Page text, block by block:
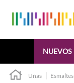
NUEVOS
Uñas Esmaltes